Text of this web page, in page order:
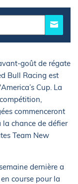
goût de régate
Bull Racing est
Cup. La
commenceront
la chance de défier
Team New
dernière a
course pour la